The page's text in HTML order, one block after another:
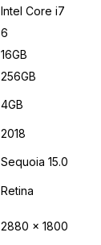
Intel Core i7
6
16GB
256GB
4GB
2018
Sequoia 15.0
Retina
2880 x 1800